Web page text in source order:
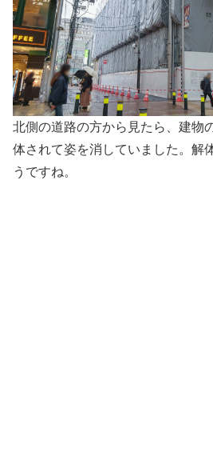
北側の道路の方から見たら、建物
体されて姿を消していました。解
うですね。